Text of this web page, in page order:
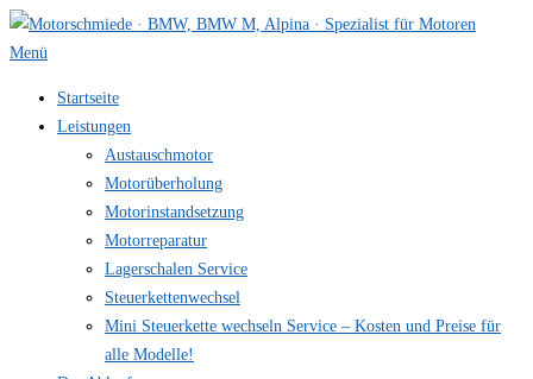
Zum
Inhalt
Menü
Startseite
Leistungen
Austauschmotor
Motorüberholung
Motorinstandsetzung
Motorreparatur
Lagerschalen Service
Steuerkettenwechsel
Mini Steuer­kette wechseln Service – Kosten und Preise für
alle Modelle!